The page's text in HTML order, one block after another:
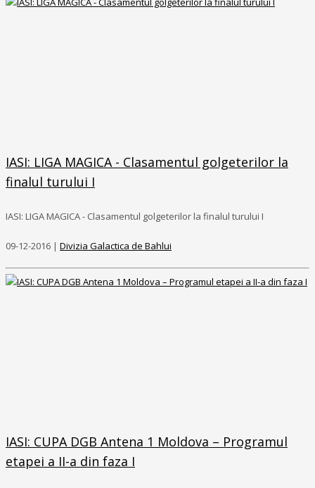
IASI: LIGA MAGICA - Clasamentul golgeterilor la
finalul turului I
IASI: LIGA MAGICA - Clasamentul golgeterilor la finalul turului I
09-12-2016 | Divizia Galactica de Bahlui
IASI: CUPA DGB Antena 1 Moldova – Programul
etapei a II-a din faza I